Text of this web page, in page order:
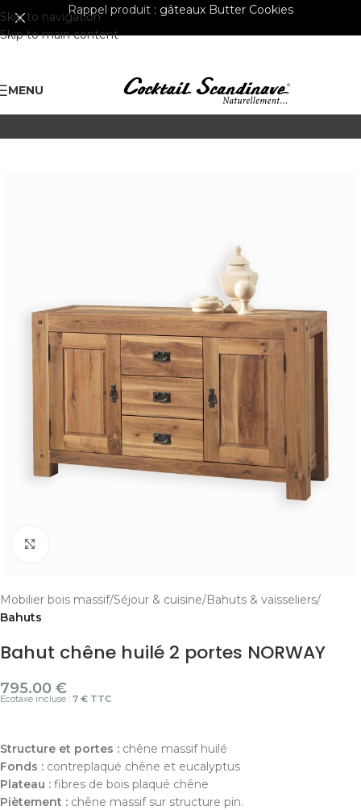
Skip to navigation
Skip to main content
Rappel produit : gâteaux Butter Cookies
MENU
Mobilier bois massif Séjour & cuisine Bahuts & vaisseliers
Bahuts
Bahut chêne huilé 2 portes NORWAY
795.00 €
Ecotaxe incluse : 7 € TTC
Structure et portes : chêne massif huilé
Fonds : contreplaqué chêne et eucalyptus
Plateau : fibres de bois plaqué chêne
Piètement : chêne massif sur structure pin.